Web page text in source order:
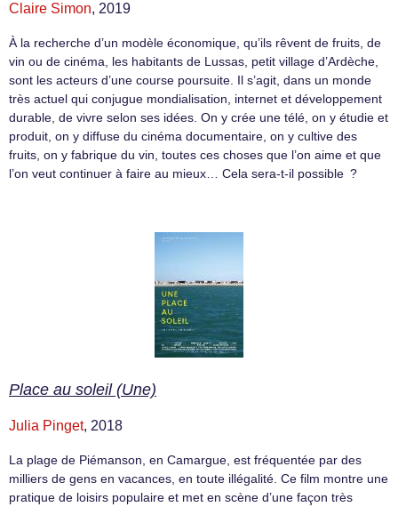
Claire Simon, 2019
À la recherche d’un modèle économique, qu’ils rêvent de fruits, de
vin ou de cinéma, les habitants de Lussas, petit village d’Ardèche,
sont les acteurs d’une course poursuite. Il s’agit, dans un monde
très actuel qui conjugue mondialisation, internet et développement
durable, de vivre selon ses idées. On y crée une télé, on y étudie et
produit, on y diffuse du cinéma documentaire, on y cultive des
fruits, on y fabrique du vin, toutes ces choses que l’on aime et que
l’on veut continuer à faire au mieux… Cela sera-t-il possible ?
Place au soleil (Une)
Julia Pinget, 2018
La plage de Piémanson, en Camargue, est fréquentée par des
milliers de gens en vacances, en toute illégalité. Ce film montre une
pratique de loisirs populaire et met en scène d’une façon très